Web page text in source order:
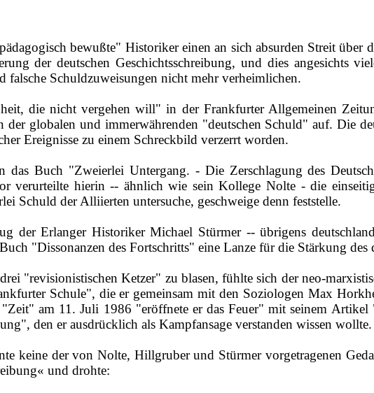
bewußte" Historiker einen an sich absurden Streit über
der deutschen Geschichtsschreibung, und dies angesichts
falsche Schuldzuweisungen nicht mehr verheimlichen.
die nicht vergehen will" in der Frankfurter Allgemeinen
globalen und immerwäh­renden "deutschen Schuld" auf. Die
Ereignisse zu einem Schreckbild verzerrt worden.
das Buch "Zweierlei Untergang. - Die Zerschlagung des
verurteilte hierin ‑‑ ähnlich wie sein Kollege Nolte ‑ ­die
Schuld der Alliierten untersuche, geschweige denn feststelle.
der Erlanger Historiker Michael Stürmer ‑‑ übrigens
"Dissonanzen des Fortschritts" eine Lanze für die Stärkung des
"revisionistischen Ketzer" zu blasen, fühlte sich der
Schule", die er gemeinsam mit den Soziologen Max
am 11. Juli 1986 "eröffnete er das Feuer" mit seinem
den er ausdrücklich als Kampfansage verstanden wissen wollte.
keine der von Nolte, Hillgruber und Stürmer vorgetragenen
und drohte: